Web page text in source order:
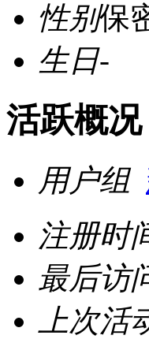
性别保
生日-
活跃概况
用户组
注册时
最后访
上次活